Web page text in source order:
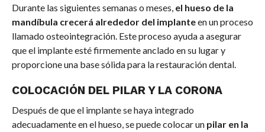
Durante las siguientes semanas o meses, el hueso de la
mandíbula crecerá alrededor del implanteen un proceso
llamado osteointegración. Este proceso ayuda a asegurar
que el implante esté firmemente anclado en su lugar y
proporcione una base sólida para la restauración dental.
COLOCACIÓN DEL PILAR Y LA CORONA
Después de que el implante se haya integrado
adecuadamente en el hueso, se puede colocar un pilar en la